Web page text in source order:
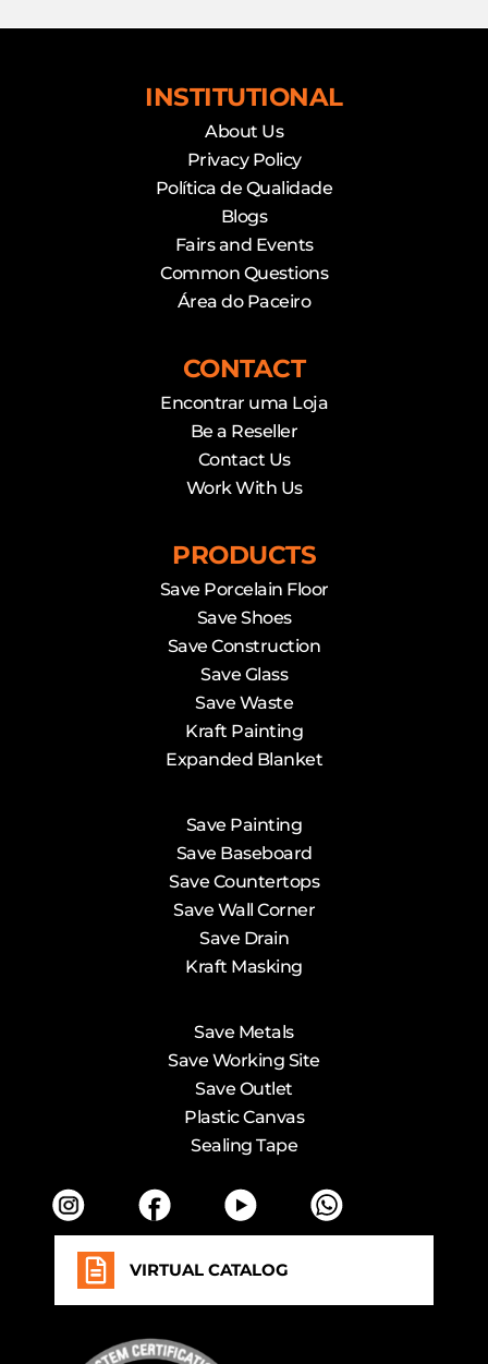
INSTITUTIONAL
About Us
Privacy Policy
Política de Qualidade
Blogs
Fairs and Events
Common Questions
Área do Paceiro
CONTACT
Encontrar uma Loja
Be a Reseller
Contact Us
Work With Us
PRODUCTS
Save Porcelain Floor
Save Shoes
Save Construction
Save Glass
Save Waste
Kraft Painting
Expanded Blanket
Save Painting
Save Baseboard
Save Countertops
Save Wall Corner
Save Drain
Kraft Masking
Save Metals
Save Working Site
Save Outlet
Plastic Canvas
Sealing Tape
VIRTUAL CATALOG